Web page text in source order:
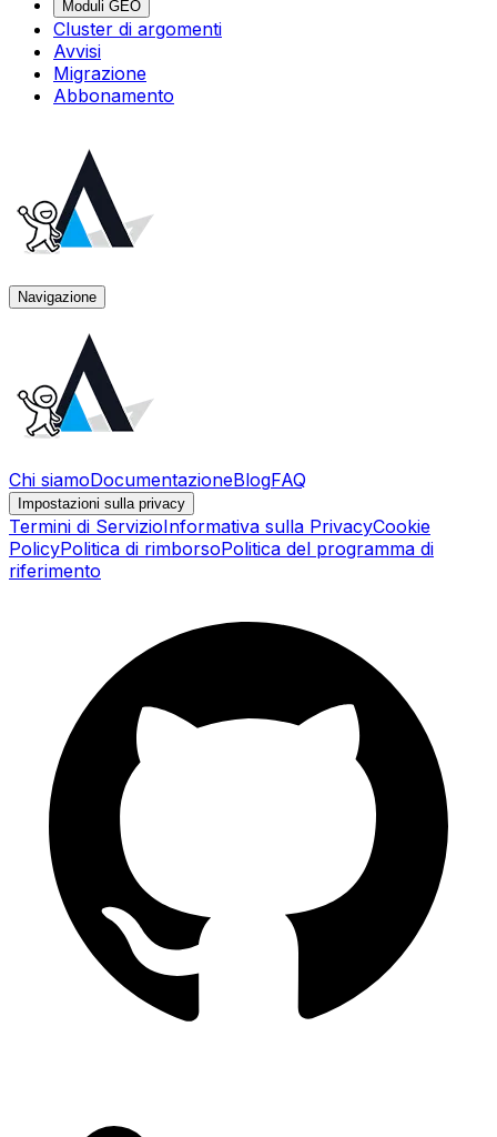
Moduli GEO
Cluster di argomenti
Avvisi
Migrazione
Abbonamento
Navigazione
Chi siamoDocumentazioneBlogFAQ
Impostazioni sulla privacy
Termini di ServizioInformativa sulla PrivacyCookie
PolicyPolitica di rimborsoPolitica del programma di
riferimento